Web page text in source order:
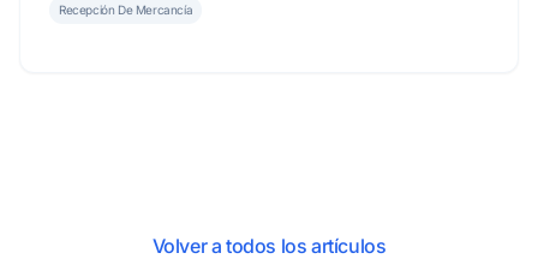
Recepción De Mercancía
Volver a todos los artículos